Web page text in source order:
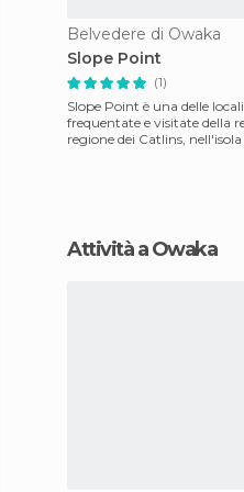
Belvedere di Owaka
Slope Point
(1)
Slope Point è una delle
frequentate e visitate della
regione dei Catlins, nell'isola
Attività a Owaka